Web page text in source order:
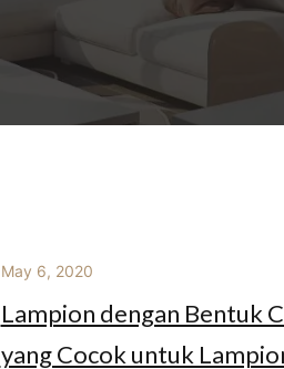
May 6, 2020
Lampion dengan Bentuk
yang Cocok untuk